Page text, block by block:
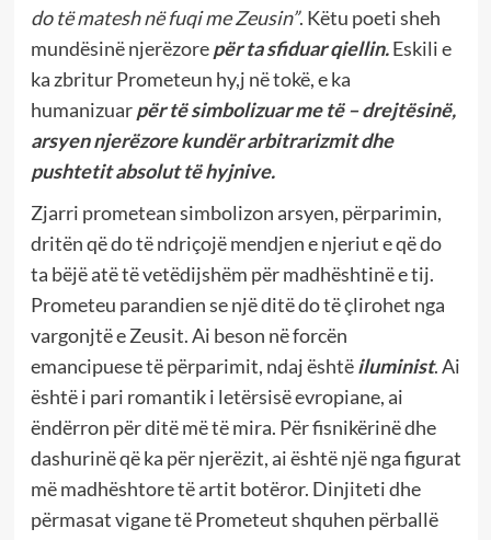
do të matesh në fuqi me Zeusin”. Këtu poeti sheh
mundësinë njerëzore për ta sfiduar qiellin. Eskili e
ka zbritur Prometeun hy,j në tokë, e ka
humanizuar për të simbolizuar me të – drejtësinë,
arsyen njerëzore kundër arbitrarizmit dhe
pushtetit absolut të hyjnive.
Zjarri prometean simbolizon arsyen, përparimin,
dritën që do të ndriçojë mendjen e njeriut e që do
ta bëjë atë të vetëdijshëm për madhështinë e tij.
Prometeu parandien se një ditë do të çlirohet nga
vargonjtë e Zeusit. Ai beson në forcën
emancipuese të përparimit, ndaj është iluminist. Ai
është i pari romantik i letërsisë evropiane, ai
ëndërron për ditë më të mira. Për fisnikërinë dhe
dashurinë që ka për njerëzit, ai është një nga figurat
më madhështore të artit botëror. Dinjiteti dhe
përmasat vigane të Prometeut shquhen përballë